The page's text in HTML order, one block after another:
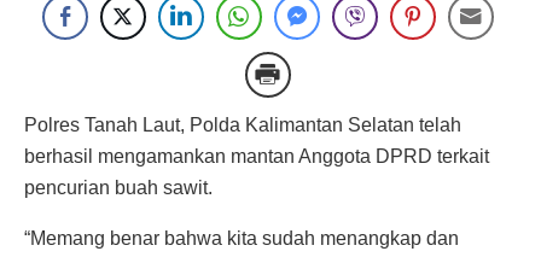
Polres Tanah Laut, Polda Kalimantan Selatan telah
berhasil mengamankan mantan Anggota DPRD terkait
pencurian buah sawit.
“Memang benar bahwa kita sudah menangkap dan